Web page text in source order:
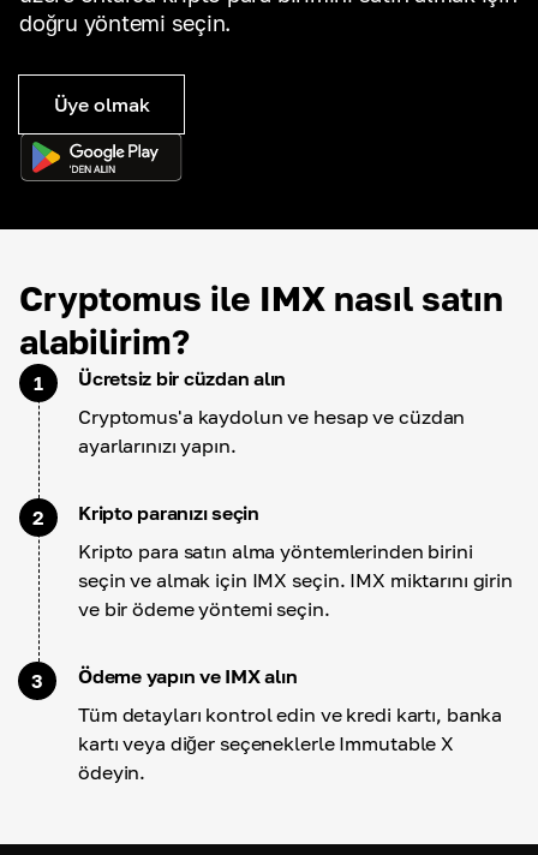
doğru yöntemi seçin.
Üye olmak
Cryptomus ile IMX nasıl satın
alabilirim?
1
Ücretsiz bir cüzdan alın
Cryptomus'a kaydolun ve hesap ve cüzdan
ayarlarınızı yapın.
2
Kripto paranızı seçin
Kripto para satın alma yöntemlerinden birini
seçin ve almak için IMX seçin. IMX miktarını girin
ve bir ödeme yöntemi seçin.
3
Ödeme yapın ve IMX alın
Tüm detayları kontrol edin ve kredi kartı, banka
kartı veya diğer seçeneklerle Immutable X
ödeyin.